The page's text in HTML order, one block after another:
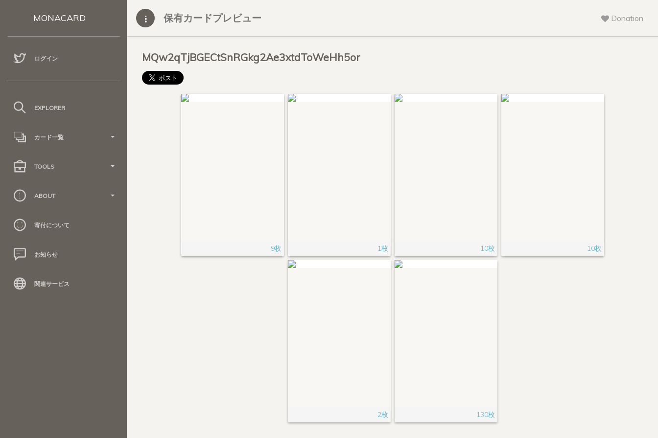
MONACARD
ログイン
EXPLORER
カード一覧
TOOLS
ABOUT
寄付について
お知らせ
関連サービス
保有カードプレビュー Donation
MQw2qTjBGECtSnRGkg2Ae3xtdToWeHh5or
9枚 1枚 10枚 10枚
2枚 130枚